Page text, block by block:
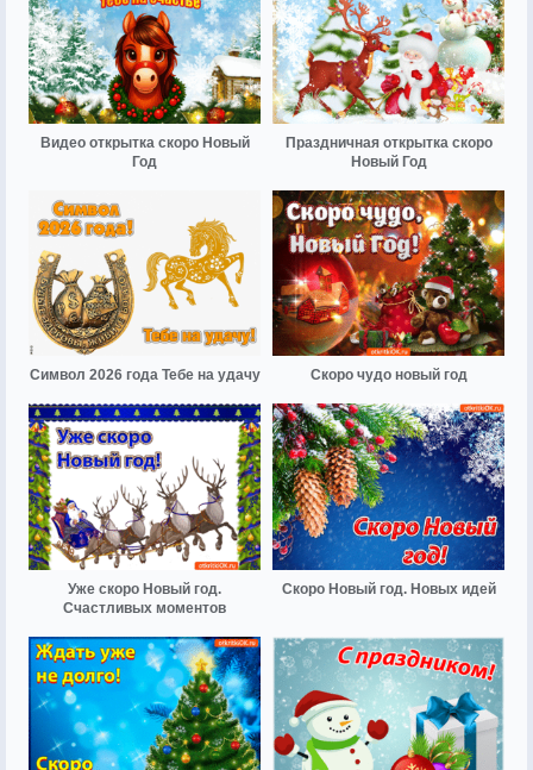
Видео открытка скоро Новый
Год
Праздничная открытка скоро
Новый Год
Символ 2026 года Тебе на удачу Скоро чудо новый год
Уже скоро Новый год.
Счастливых моментов
Скоро Новый год. Новых идей